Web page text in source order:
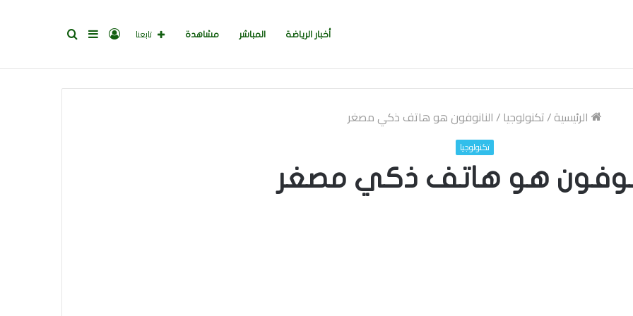
أخبار الرياضة المباشر مشاهدة بحثإضافةتسجيل
تابعنا
الرئيسية/تكنولوجيا /النانوفون هو هاتف ذكي مصغر
تكنولوجيا
هو هاتف ذكي مصغر